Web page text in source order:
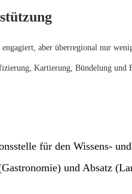
aber überregional nur
Kartierung, Bündelung und
für den Wissens-
und Absatz